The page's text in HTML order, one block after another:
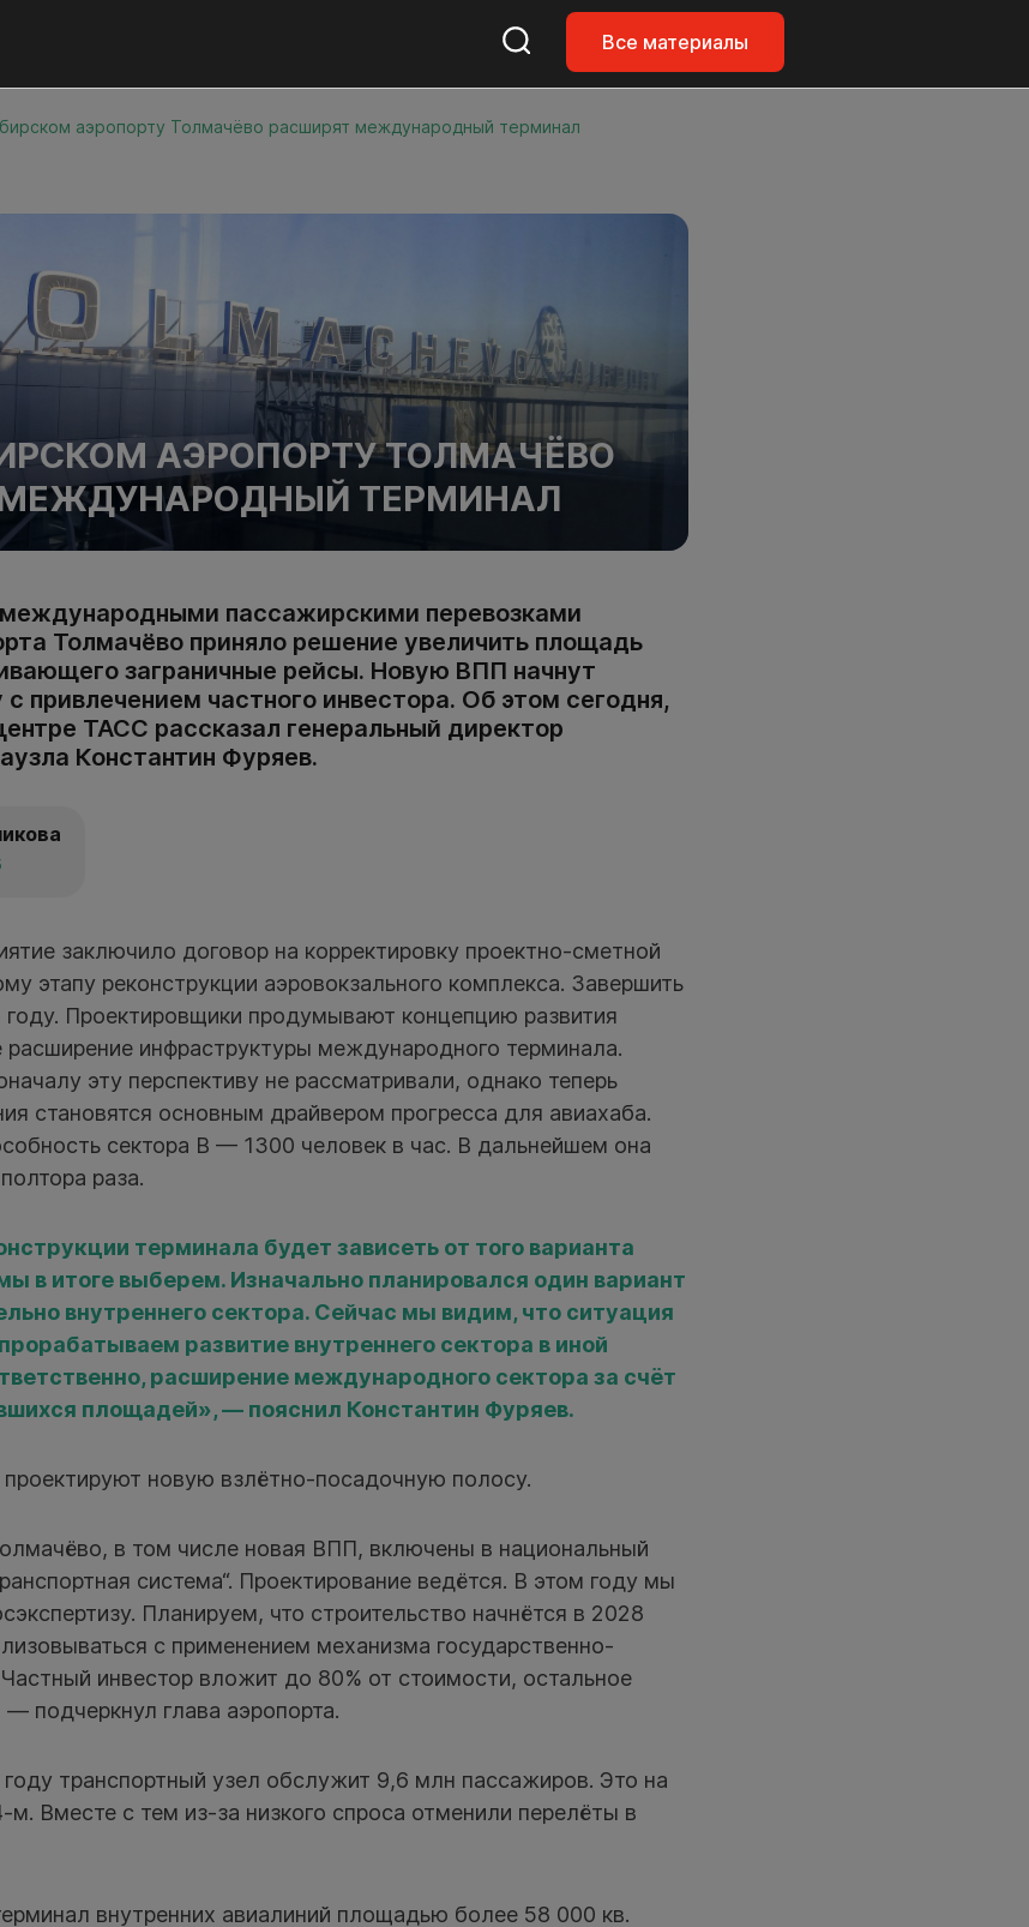
Все материалы
аэропорту Толмачёво расширят международный терминал
АЭРОПОРТУ ТОЛМАЧЁВО
ТЕРМИНАЛ
пассажирскими перевозками
Толмачёво приняло решение увеличить площадь
заграничные рейсы. Новую ВПП начнут
с привлечением частного инвестора. Об этом сегодня,
ТАСС рассказал генеральный директор
Константин Фуряев.
заключило договор на корректировку проектно-сметной
этапу реконструкции аэровокзального комплекса. Завершить
Проектировщики продумывают концепцию развития
расширение инфраструктуры международного терминала.
эту перспективу не рассматривали, однако теперь
становятся основным драйвером прогресса для авиахаба.
сектора B — 1300 человек в час. В дальнейшем она
раза.
терминала будет зависеть от того варианта
в итоге выберем. Изначально планировался один вариант
внутреннего сектора. Сейчас мы видим, что ситуация
развитие внутреннего сектора в иной
расширение международного сектора за счёт
площадей», — пояснил Константин Фуряев.
новую взлётно-посадочную полосу.
в том числе новая ВПП, включены в национальный
система“. Проектирование ведётся. В этом году мы
Планируем, что строительство начнётся в 2028
с применением механизма государственно-
Частный инвестор вложит до 80% от стоимости, остальное
подчеркнул глава аэропорта.
транспортный узел обслужит 9,6 млн пассажиров. Это на
Вместе с тем из-за низкого спроса отменили перелёты в
внутренних авиалиний площадью более 58 000 кв.